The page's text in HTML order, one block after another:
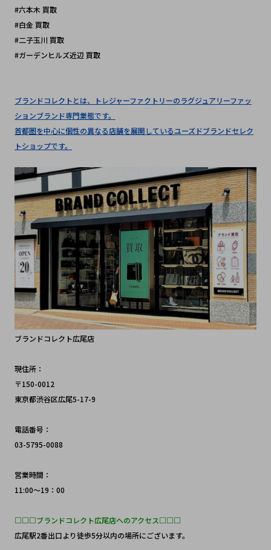
#六本木 買取
#白金 買取
#二子玉川 買取
#ガーデンヒルズ近辺 買取
ブランドコレクトとは、トレジャーファクトリーのラグジュアリーファッ
ションブランド専門業態です。
首都圏を中心に個性の異なる店舗を展開しているユーズドブランドセレク
トショップです。
ブランドコレクト広尾店
現住所：
〒150-0012
東京都渋谷区広尾5-17-9
電話番号：
03-5795-0088
営業時間：
11:00～19：00
□□□ブランドコレクト広尾店へのアクセス□□□
広尾駅2番出口より徒歩5分以内の場所にございます。